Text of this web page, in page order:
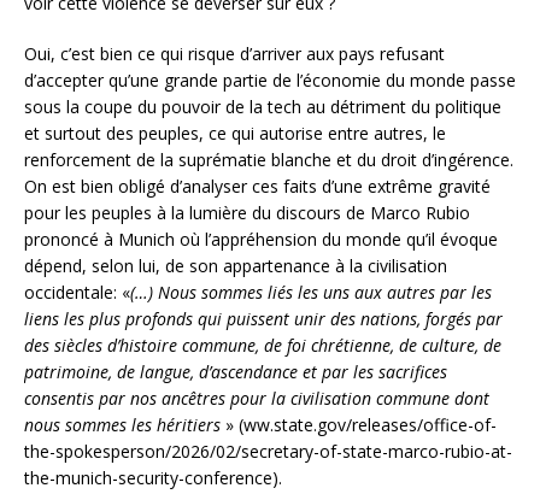
Oui, c’est bien ce qui risque d’arriver aux pays refusant
d’accepter qu’une grande partie de l’économie du monde passe
sous la coupe du pouvoir de la tech au détriment du politique
et surtout des peuples, ce qui autorise entre autres, le
renforcement de la suprématie blanche et du droit d’ingérence.
On est bien obligé d’analyser ces faits d’une extrême gravité
pour les peuples à la lumière du discours de Marco Rubio
prononcé à Munich où l’appréhension du monde qu’il évoque
dépend, selon lui, de son appartenance à la civilisation
occidentale: «(…) Nous sommes liés les uns aux autres par les
liens les plus profonds qui puissent unir des nations, forgés par
des siècles d’histoire commune, de foi chrétienne, de culture, de
patrimoine, de langue, d’ascendance et par les sacrifices
consentis par nos ancêtres pour la civilisation commune dont
nous sommes les héritiers » (ww.state.gov/releases/office-of-
the-spokesperson/2026/02/secretary-of-state-marco-rubio-at-
the-munich-security-conference).